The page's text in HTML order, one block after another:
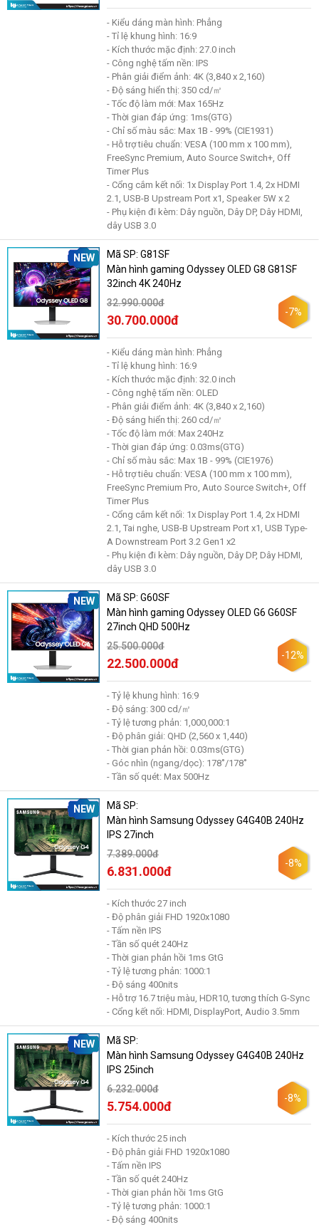
- Kiểu dáng màn hình: Phẳng
- Tỉ lệ khung hình: 16:9
- Kích thước mặc định: 27.0 inch
- Công nghệ tấm nền: IPS
- Phân giải điểm ảnh: 4K (3,840 x 2,160)
- Độ sáng hiển thị: 350 cd/㎡
- Tốc độ làm mới: Max 165Hz
- Thời gian đáp ứng: 1ms(GTG)
- Chỉ số màu sắc: Max 1B - 99% (CIE1931)
- Hỗ trợ tiêu chuẩn: VESA (100 mm x 100 mm),
FreeSync Premium, Auto Source Switch+, Off
Timer Plus
- Cổng cắm kết nối: 1x Display Port 1.4, 2x HDMI
2.1, USB-B Upstream Port x1, Speaker 5W x 2
- Phụ kiện đi kèm: Dây nguồn, Dây DP, Dây HDMI,
dây USB 3.0
NEW
Mã SP: G81SF
Màn hình gaming Odyssey OLED G8 G81SF
32inch 4K 240Hz
32.990.000đ
30.700.000đ
-7%
- Kiểu dáng màn hình: Phẳng
- Tỉ lệ khung hình: 16:9
- Kích thước mặc định: 32.0 inch
- Công nghệ tấm nền: OLED
- Phân giải điểm ảnh: 4K (3,840 x 2,160)
- Độ sáng hiển thị: 260 cd/㎡
- Tốc độ làm mới: Max 240Hz
- Thời gian đáp ứng: 0.03ms(GTG)
- Chỉ số màu sắc: Max 1B - 99% (CIE1976)
- Hỗ trợ tiêu chuẩn: VESA (100 mm x 100 mm),
FreeSync Premium Pro, Auto Source Switch+, Off
Timer Plus
- Cổng cắm kết nối: 1x Display Port 1.4, 2x HDMI
2.1, Tai nghe, USB-B Upstream Port x1, USB Type-
A Downstream Port 3.2 Gen1 x2
- Phụ kiện đi kèm: Dây nguồn, Dây DP, Dây HDMI,
dây USB 3.0
NEW
Mã SP: G60SF
Màn hình gaming Odyssey OLED G6 G60SF
27inch QHD 500Hz
25.500.000đ
22.500.000đ
-12%
- Tỷ lệ khung hình: 16:9
- Độ sáng: 300 cd/㎡
- Tỷ lệ tương phản: 1,000,000:1
- Độ phân giải: QHD (2,560 x 1,440)
- Thời gian phản hồi: 0.03ms(GTG)
- Góc nhìn (ngang/dọc): 178˚/178˚
- Tần số quét: Max 500Hz
NEW
Mã SP:
Màn hình Samsung Odyssey G4G40B 240Hz
IPS 27inch
7.389.000đ
6.831.000đ
-8%
- Kích thước 27 inch
- Độ phân giải FHD 1920x1080
- Tấm nền IPS
- Tần số quét 240Hz
- Thời gian phản hồi 1ms GtG
- Tỷ lệ tương phản: 1000:1
- Độ sáng 400nits
- Hỗ trợ 16.7 triệu màu, HDR10, tương thích G-Sync
- Cổng kết nối: HDMI, DisplayPort, Audio 3.5mm
NEW
Mã SP:
Màn hình Samsung Odyssey G4G40B 240Hz
IPS 25inch
6.232.000đ
5.754.000đ
-8%
- Kích thước 25 inch
- Độ phân giải FHD 1920x1080
- Tấm nền IPS
- Tần số quét 240Hz
- Thời gian phản hồi 1ms GtG
- Tỷ lệ tương phản: 1000:1
- Độ sáng 400nits